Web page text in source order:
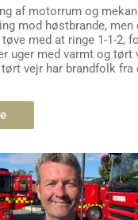
af motorrum og
mod høstbrande, men
med at ringe 1-1-2,
uger med varmt og tørt
vejr har brandfolk